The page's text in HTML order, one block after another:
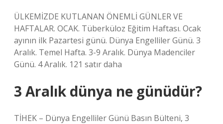
ÜLKEMİZDE KUTLANAN ÖNEMLİ GÜNLER VE
HAFTALAR. OCAK. Tüberküloz Eğitim Haftası. Ocak
ayının ilk Pazartesi günü. Dünya Engelliler Günü. 3
Aralık. Temel Hafta. 3-9 Aralık. Dünya Madenciler
Günü. 4 Aralık. 121 satır daha
3 Aralık dünya ne günüdür?
TİHEK – Dünya Engelliler Günü Basın Bülteni, 3